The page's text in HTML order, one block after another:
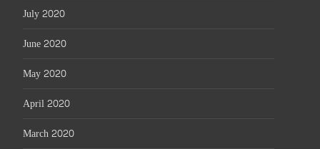
July 2020
June 2020
May 2020
April 2020
March 2020